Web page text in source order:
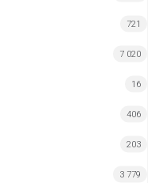
721
7 020
16
406
203
3 779